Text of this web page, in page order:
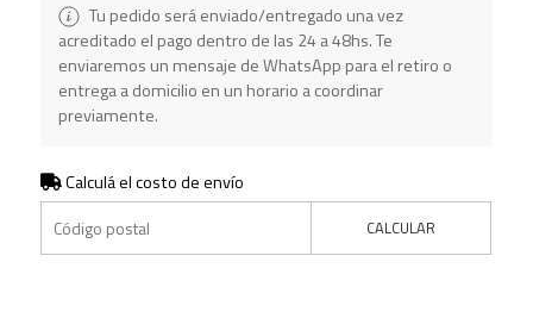
Tu pedido será enviado/entregado una vez
acreditado el pago dentro de las 24 a 48hs. Te
enviaremos un mensaje de WhatsApp para el retiro o
entrega a domicilio en un horario a coordinar
previamente.
Calculá el costo de envío
CALCULAR